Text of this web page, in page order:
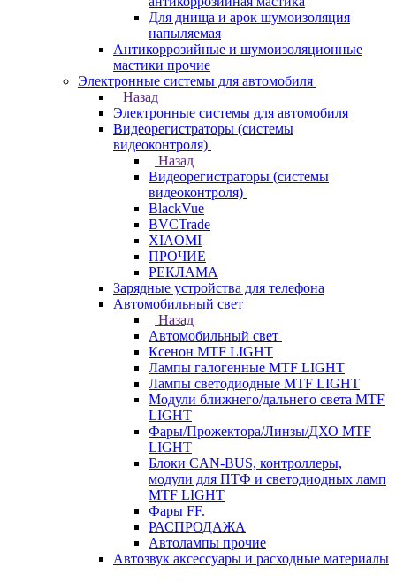
Для днища и арок шумоизоляция
напыляемая
Антикоррозийные и шумоизоляционные
мастики прочие
Электронные системы для автомобиля
Назад
Электронные системы для автомобиля
Видеорегистраторы (системы
видеоконтроля)
Назад
Видеорегистраторы (системы
видеоконтроля)
BlackVue
BVCTrade
XIAOMI
ПРОЧИЕ
РЕКЛАМА
Зарядные устройства для телефона
Автомобильный свет
Назад
Автомобильный свет
Ксенон MTF LIGHT
Лампы галогенные MTF LIGHT
Лампы светодиодные MTF LIGHT
Модули ближнего/дальнего света MTF
LIGHT
Фары/Прожектора/Линзы/ДХО MTF
LIGHT
Блоки CAN-BUS, контроллеры,
модули для ПТФ и светодиодных ламп
MTF LIGHT
Фары FF.
РАСПРОДАЖА
Автолампы прочие
Автозвук аксессуары и расходные материалы